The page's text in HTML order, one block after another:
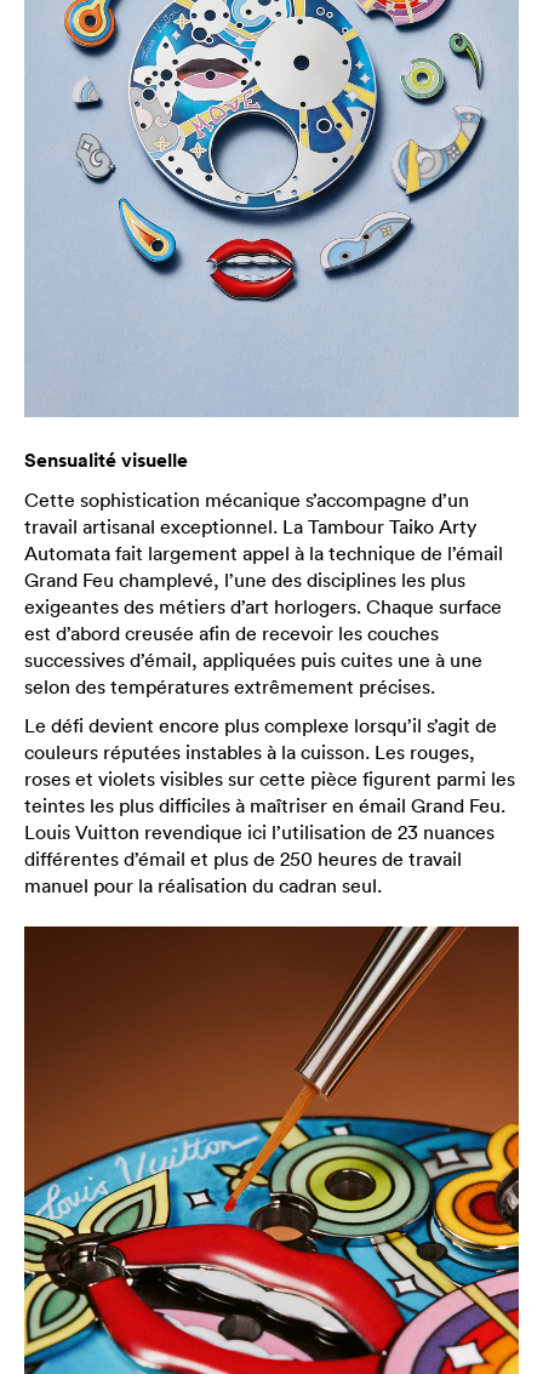
Sensualité visuelle
Cette sophistication mécanique s’accompagne d’un
travail artisanal exceptionnel. La Tambour Taiko Arty
Automata fait largement appel à la technique de l’émail
Grand Feu champlevé, l’une des disciplines les plus
exigeantes des métiers d’art horlogers. Chaque surface
est d’abord creusée afin de recevoir les couches
successives d’émail, appliquées puis cuites une à une
selon des températures extrêmement précises.
Le défi devient encore plus complexe lorsqu’il s’agit de
couleurs réputées instables à la cuisson. Les rouges,
roses et violets visibles sur cette pièce figurent parmi les
teintes les plus difficiles à maîtriser en émail Grand Feu.
Louis Vuitton revendique ici l’utilisation de 23 nuances
différentes d’émail et plus de 250 heures de travail
manuel pour la réalisation du cadran seul.